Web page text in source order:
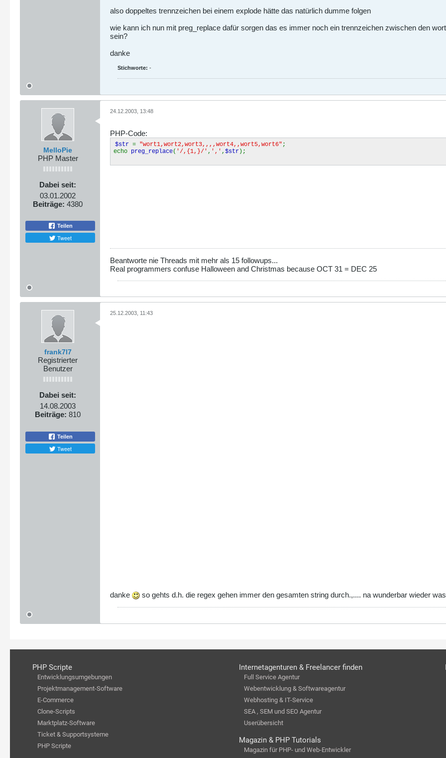
also doppeltes trennzeichen bei einem explode hätte das natürlich dumme folgen
wie kann ich nun mit preg_replace dafür sorgen das es immer noch ein trennzeichen zwischen den
sein?
danke
Stichworte: -
MelloPie
PHP Master
Dabei seit:
03.01.2002
Beiträge: 4380
Teilen
Tweet
24.12.2003, 13:48
PHP-Code:
$str = "wort1,wort2,wort3,,,,wort4,,wort5,wort6" ;
echo preg_replace( '/,{1,}/' , ',' , $str);
Beantworte nie Threads mit mehr als 15 followups...
Real programmers confuse Halloween and Christmas because OCT 31 = DEC 25
frank7l7
Registrierter
Benutzer
Dabei seit:
14.08.2003
Beiträge: 810
Teilen
Tweet
25.12.2003, 11:43
danke so gehts d.h. die regex gehen immer den gesamten string durch.,.... na wunderbar wieder
PHP Scripte
Entwicklungsumgebungen
Projektmanagement-Software
E-Commerce
Clone-Scripts
Marktplatz-Software
Ticket & Supportsysteme
PHP Scripte
Internetagenturen & Freelancer finden
Full Service Agentur
Webentwicklung & Softwareagentur
Webhosting & IT-Service
SEA , SEM und SEO Agentur
Userübersicht
Magazin & PHP Tutorials
Magazin für PHP- und Web-Entwickler